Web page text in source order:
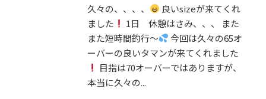
久々の、、、、
良いsizeが来てくれ
ました
1日 休憩はさみ、、、 また
また短時間釣行～
今回は久々の65オ
ーバーの良いタマンが来てくれました
目指は70オーバーではありますが、
本当に久々の...